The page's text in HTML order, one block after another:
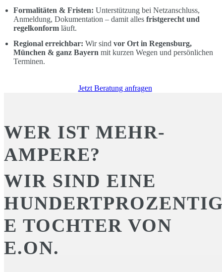
Formalitäten & Fristen: Unterstützung bei Netzanschluss,
Anmeldung, Dokumentation – damit allesfristgerecht und
regelkonform läuft.
Regional erreichbar: Wir sindvor Ort in Regensburg,
München & ganz Bayern mit kurzen Wegen und persönlichen
Terminen.
Jetzt Beratung anfragen
WER IST MEHR-
AMPERE?
WIR SIND EINE
E TOCHTER VON
E.ON.